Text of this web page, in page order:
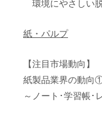
環境にやさしい
紙・パルプ
【注目市場動向】
紙製品業界の動向
～ノート･学習帳･